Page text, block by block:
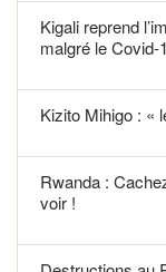
Kigali reprend
malgré le Covid-
Kizito Mihigo : «
Rwanda :
voir !